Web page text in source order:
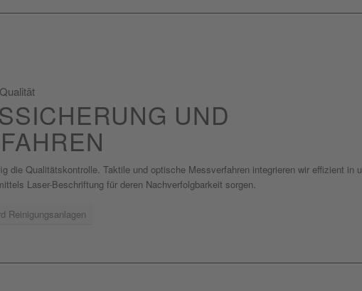
UND
die Qualitätskontrolle. Taktile und optische Messverfahren integrieren wir effizient in
Laser-Beschriftung für deren Nachverfolgbarkeit sorgen.
Reinigungsanlagen